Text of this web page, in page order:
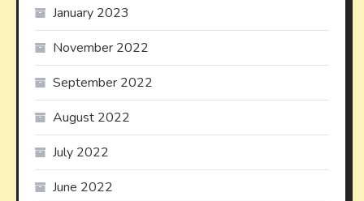
January 2023
November 2022
September 2022
August 2022
July 2022
June 2022